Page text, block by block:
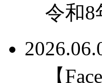
令和
【